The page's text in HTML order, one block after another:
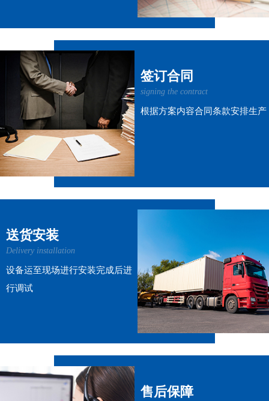
签订合同
signing the contract
根据方案内容合同条款安排生产
送货安装
Delivery installation
设备运至现场进行安装完成后进
行调试
售后保障